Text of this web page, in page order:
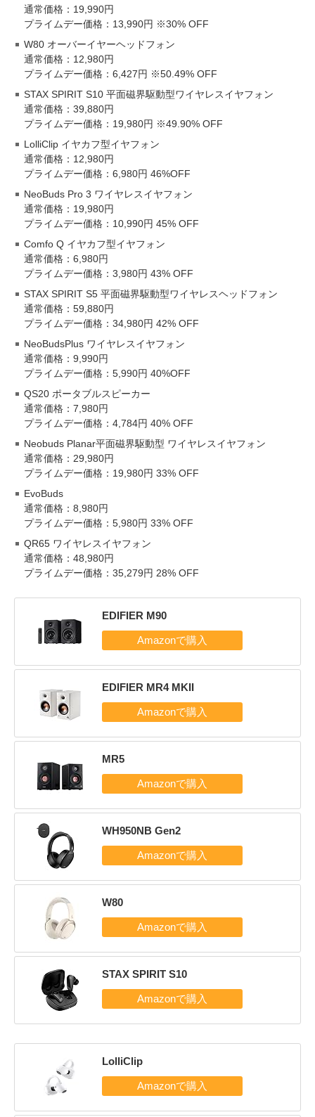
通常価格：19,990円
プライムデー価格：13,990円 ※30% OFF
W80 オーバーイヤーヘッドフォン
通常価格：12,980円
プライムデー価格：6,427円 ※50.49% OFF
STAX SPIRIT S10 平面磁界駆動型ワイヤレスイヤフォン
通常価格：39,880円
プライムデー価格：19,980円 ※49.90% OFF
LolliClip イヤカフ型イヤフォン
通常価格：12,980円
プライムデー価格：6,980円 46%OFF
NeoBuds Pro 3 ワイヤレスイヤフォン
通常価格：19,980円
プライムデー価格：10,990円 45% OFF
Comfo Q イヤカフ型イヤフォン
通常価格：6,980円
プライムデー価格：3,980円 43% OFF
STAX SPIRIT S5 平面磁界駆動型ワイヤレスヘッドフォン
通常価格：59,880円
プライムデー価格：34,980円 42% OFF
NeoBudsPlus ワイヤレスイヤフォン
通常価格：9,990円
プライムデー価格：5,990円 40%OFF
QS20 ポータブルスピーカー
通常価格：7,980円
プライムデー価格：4,784円 40% OFF
Neobuds Planar平面磁界駆動型 ワイヤレスイヤフォン
通常価格：29,980円
プライムデー価格：19,980円 33% OFF
EvoBuds
通常価格：8,980円
プライムデー価格：5,980円 33% OFF
QR65 ワイヤレスイヤフォン
通常価格：48,980円
プライムデー価格：35,279円 28% OFF
EDIFIER M90
EDIFIER MR4 MKII
MR5
WH950NB Gen2
W80
STAX SPIRIT S10
LolliClip